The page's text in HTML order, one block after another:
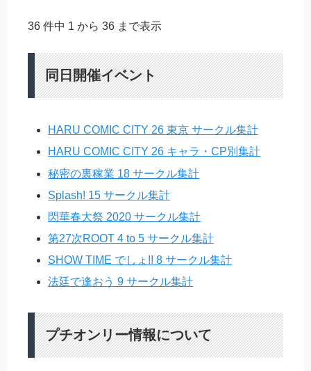
36 件中 1 から 36 まで表示
同日開催イベント
HARU COMIC CITY 26 東京 サークル集計
HARU COMIC CITY 26 キャラ・CP別集計
秘密の裏稼業 18 サークル集計
Splash! 15 サークル集計
閃華春大祭 2020 サークル集計
第27次ROOT 4 to 5 サークル集計
SHOW TIME でしょ!! 8 サークル集計
法廷で逢おう 9 サークル集計
プチオンリー情報について